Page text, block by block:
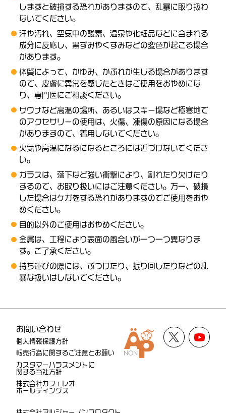
しますと破損する恐れがありますので、乱暴に取り扱わ
ないでください。
汗や汚れ、空気中の酸素、温泉や化粧品などに含まれる
成分に反応し、黒ずみやくすみなどの変色が起こる場合
があります。
体質によって、かゆみ、かぶれが生じる場合があります
ので、皮膚に異常を感じたときはご使用をおやめにな
り、専門医にご相談ください。
サウナなど高温の場所、あるいはスキー場など極寒地で
のアクセサリーの使用は、火傷、凍傷の原因になる場合
がありますので、着用しないでください。
火気や高温になるになるところには近づけないでくださ
い。
ガラスは、落下など強い衝撃により、割れたり欠けたり
するので、お取り扱いにはご注意ください。万一、破損
した場合はケガをする恐れがありますのでご使用をおや
めください。
目的以外のご使用はおやめください。
金属は、工程により表面の風合いが一つ一つ異なりま
す。ご了承ください。
持ち運びの際には、ぶつけたり、振り回したりなどの乱
暴な扱いはしないでください。
お問い合わせ
個人情報保護方針
転売行為に関するご注意とお願い
カスタマーハラスメントに
関する当社方針
株式会社カフェレオ
ホールディングス